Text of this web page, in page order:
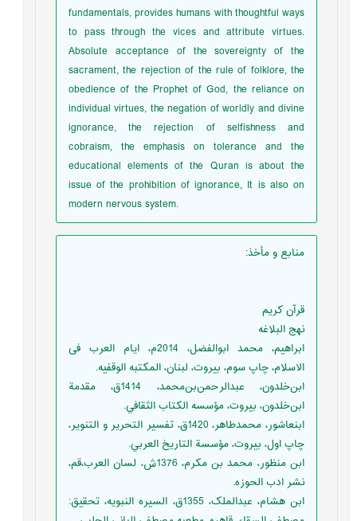
fundamentals, provides humans with thoughtful ways
to pass through the vices and attribute virtues.
Absolute acceptance of the sovereignty of the
sacrament, the rejection of the rule of folklore, the
obedience of the Prophet of God, the reliance on
individual virtues, the negation of worldly and divine
ignorance, the rejection of selfishness and
cobraism, the emphasis on tolerance and the
educational elements of the Quran is about the
issue of the prohibition of ignorance, It is also on
modern nervous system.
منابع و مأخذ:
قرآن کریم
نهج البلاغه
ابراهیم، محمد ابوالفضل، 2014م، ایام العرب فی
الاسلام، چاپ سوم، بیروت، لبنان، المکتبه الوقفیه.
ابن‌خلدون، عبدالرحمن‌بن‌محمد، 1414ق، مقدمة
ابن‌خلدون، بیروت، مؤسسه الكتاب الثقافي.
ابن‏عاشور، محمدطاهر، 1420ق، تفسير التحرير و التنوير،
چاپ اول، بیروت، مؤسسة التاريخ العربي.
ابن منظور، محمد بن مکرم، 1376ش، لسان العرب،قم،
نشر ادب الحوزه.
ابن هشام، عبدالملک، 1355ق، السیره النبویه، تحقیق: